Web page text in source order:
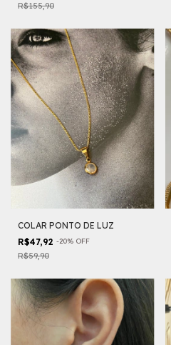
R$155,90
COLAR PONTO DE LUZ
R$47,92 -20% OFF
R$59,90